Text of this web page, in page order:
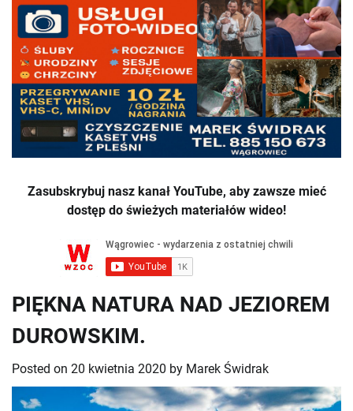
Zasubskrybuj nasz kanał YouTube, aby zawsze mieć
dostęp do świeżych materiałów wideo!
PIĘKNA NATURA NAD JEZIOREM
DUROWSKIM.
Posted on 20 kwietnia 2020 by Marek Świdrak